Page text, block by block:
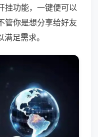
挂功能，一键便可以
管你是想分享给好友
足需求。